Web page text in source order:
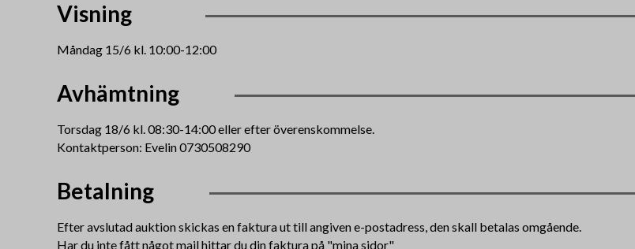
Visning
Måndag 15/6 kl. 10:00-12:00
Avhämtning
Torsdag 18/6 kl. 08:30-14:00 eller efter överenskommelse.
Kontaktperson: Evelin 0730508290
Betalning
Efter avslutad auktion skickas en faktura ut till angiven e-postadress, den skall betalas omgående.
Har du inte fått något mail hittar du din faktura på "mina sidor"